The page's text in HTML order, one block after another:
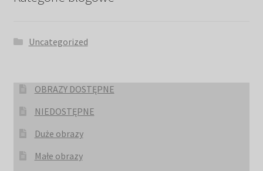
Uncategorized
OBRAZY DOSTĘPNE
NIEDOSTĘPNE
Duże obrazy
Małe obrazy